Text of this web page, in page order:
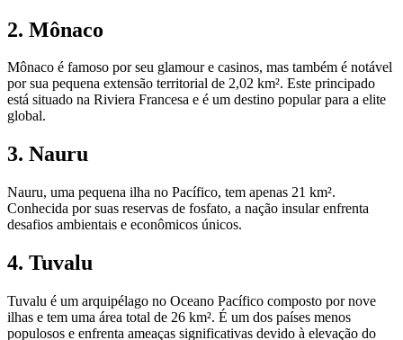
2. Mônaco
Mônaco é famoso por seu glamour e casinos, mas também é notável
por sua pequena extensão territorial de 2,02 km². Este principado
está situado na Riviera Francesa e é um destino popular para a elite
global.
3. Nauru
Nauru, uma pequena ilha no Pacífico, tem apenas 21 km².
Conhecida por suas reservas de fosfato, a nação insular enfrenta
desafios ambientais e econômicos únicos.
4. Tuvalu
Tuvalu é um arquipélago no Oceano Pacífico composto por nove
ilhas e tem uma área total de 26 km². É um dos países menos
populosos e enfrenta ameaças significativas devido à elevação do